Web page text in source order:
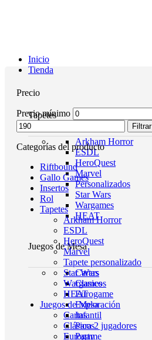
Inicio
Tienda
Tapetes
Arkham Horror
ESDL
HeroQuest
Marvel
Personalizados
Star Wars
Wargames
HEAT
Juegos de Mesa
Cartas
Clasicos
Eurogame
Exploración
Infantil
Para 2 jugadores
Party
Precio
Precio mínimo
Filtrar
Categorías del producto
Riftbound
Gallo Games
Insertos
Rol
Tapetes
Arkham Horror
ESDL
HeroQuest
Marvel
Tapete personalizado
Star Wars
Wargames
HEAT
Juegos de Mesa
Cartas
Clásicos
Eurogame